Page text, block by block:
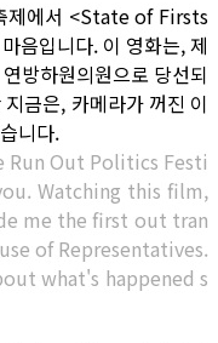
제에서 <State of Firsts
음입니다. 이 영화는, 제
방하원의원으로 당선되
금은, 카메라가 꺼진 이
니다.
Out Politics Festi
Watching this film,
me the first out tran
of Representatives.
what's happened s